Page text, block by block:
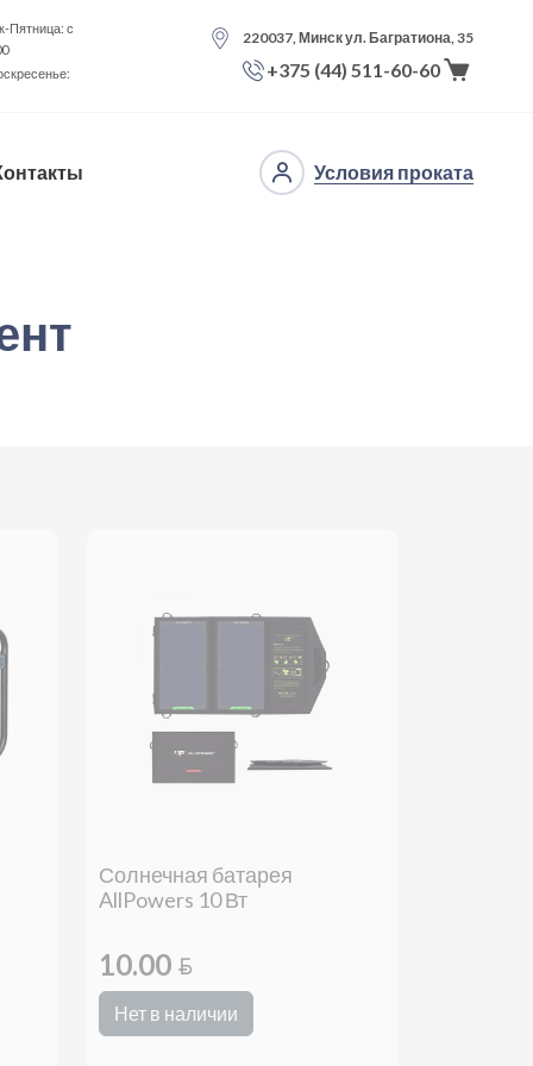
Пятница: с
220037, Минск ул. Багратиона, 35
+375 (44) 511-60-60
Условия проката
Солнечная батарея
AllPowers 10 Вт
10.00 BYN
Нет в наличии